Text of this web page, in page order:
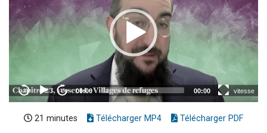
21 minutes Télécharger MP4 Télécharger PDF